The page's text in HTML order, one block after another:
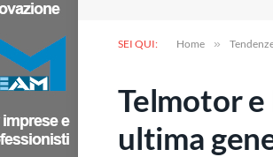
SEI QUI: Home »
Telmotor
ultima